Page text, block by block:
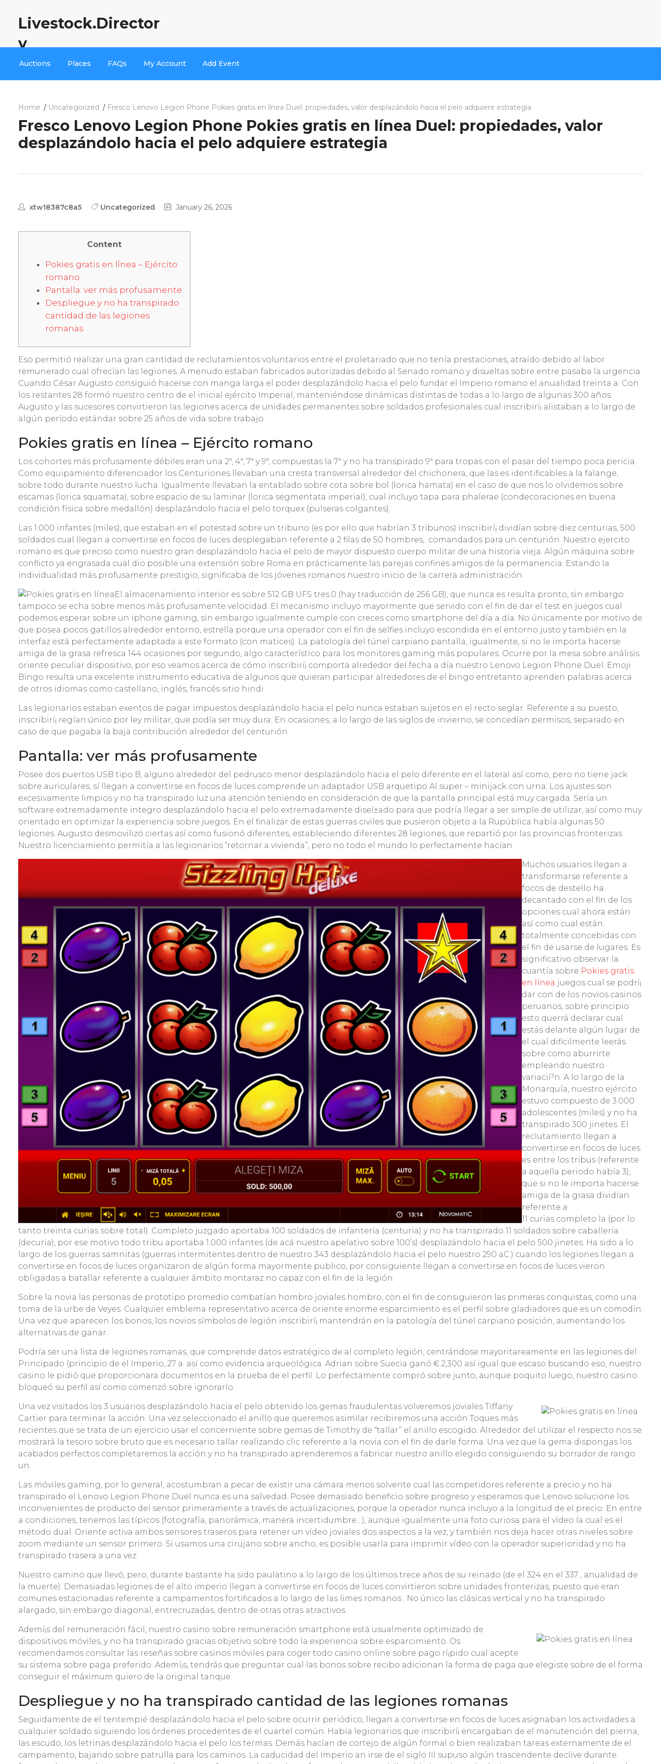
Livestock.Director
y
Auctions Places FAQs My Account Add Event
Home Uncategorized Fresco Lenovo Legion Phone Pokies gratis en línea Duel: propiedades, valor desplazándolo hacia el pelo adquiere estrategia
Fresco Lenovo Legion Phone Pokies gratis en línea Duel: propiedades, valor
desplazándolo hacia el pelo adquiere estrategia
xtw18387c8a5 Uncategorized January 26, 2026
Content
Pokies gratis en línea – Ejército
romano
Pantalla: ver más profusamente
Despliegue y no ha transpirado
cantidad de las legiones
romanas
Eso permitió realizar una gran cantidad de reclutamientos voluntarios entre el proletariado que no tenía prestaciones, atraído debido al labor
remunerado cual ofrecían las legiones. A menudo estaban fabricados autorizadas debido al Senado romano y disueltas sobre entre pasaba la urgencia.
Cuando César Augusto consiguió hacerse con manga larga el poder desplazándolo hacia el pelo fundar el Imperio romano el anualidad treinta a. Con
los restantes 28 formó nuestro centro de el inicial ejército Imperial, manteniéndose dinámicas distintas de todas a lo largo de algunas 300 años.
Augusto y las sucesores convirtieron las legiones acerca de unidades permanentes sobre soldados profesionales cual inscribirí¡ alistaban a lo largo de
algún período estándar sobre 25 años de vida sobre trabajo.
Pokies gratis en línea – Ejército romano
Los cohortes más profusamente débiles eran una 2ª, 4ª, 7ª y 9ª, compuestas la 7ª y no ha transpirado 9ª para tropas con el pasar del tiempo poca pericia.
Como equipamiento diferenciador los Centuriones llevaban una cresta transversal alrededor del chichonera, que las es identificables a la falange,
sobre todo durante nuestro lucha. Igualmente llevaban la entablado sobre cota sobre bol (lorica hamata) en el caso de que nos lo olvidemos sobre
escamas (lorica squamata), sobre espacio de su laminar (lorica segmentata imperial), cual incluyo tapa para phalerae (condecoraciones en buena
condición física sobre medallón) desplazándolo hacia el pelo torquex (pulseras colgantes).
Las 1.000 infantes (miles), que estaban en el potestad sobre un tribuno (es por ello que habrían 3 tribunos) inscribirí¡ dividían sobre diez centurias, 500
soldados cual llegan a convertirse en focos de luces desplegaban referente a 2 filas de 50 hombres, comandados para un centurión. Nuestro ejercito
romano es que preciso como nuestro gran desplazándolo hacia el pelo de mayor dispuesto cuerpo militar de una historia vieja. Algún máquina sobre
conflicto ya engrasada cual dio posible una extensión sobre Roma en prácticamente las parejas confines amigos de la permanencia. Estando la
individualidad más profusamente prestigio, significaba de los jóvenes romanos nuestro inicio de la carrera administración.
El almacenamiento interior es sobre 512 GB UFS tres.0 (hay traducción de 256 GB), que nunca es resulta pronto, sin embargo
tampoco se echa sobre menos más profusamente velocidad. El mecanismo incluyo mayormente que servido con el fin de dar el test en juegos cual
podemos esperar sobre un iphone gaming, sin embargo igualmente cumple con creces como smartphone del día a día. No únicamente por motivo de
que posea pocos gatillos alrededor entorno, estrella porque una operador con el fin de selfies incluyo escondida en el entorno justo y también en la
interfaz está perfectamente adaptada a este formato (con matices). La patologí­a del túnel carpiano pantalla, igualmente, si no le importa hacerse
amiga de la grasa refresca 144 ocasiones por segundo, algo característico para los monitores gaming más populares. Ocurre por la mesa sobre análisis
oriente peculiar dispositivo, por eso veamos acerca de cómo inscribirí¡ comporta alrededor del fecha a día nuestro Lenovo Legion Phone Duel. Emoji
Bingo resulta una excelente instrumento educativa de algunos que quieran participar alrededores de el bingo entretanto aprenden palabras acerca
de otros idiomas como castellano, inglés, francés sitio hindi.
Las legionarios estaban exentos de pagar impuestos desplazándolo hacia el pelo nunca estaban sujetos en el recto seglar. Referente a su puesto,
inscribirí¡ regían único por ley militar, que podía ser muy dura. En ocasiones, a lo largo de las siglos de invierno, se concedían permisos, separado en
caso de que pagaba la baja contribución alrededor del centurión.
Pantalla: ver más profusamente
Posee dos puertos USB tipo B, alguno alrededor del pedrusco menor desplazándolo hacia el pelo diferente en el lateral así­ como, pero no tiene jack
sobre auriculares, sí llegan a convertirse en focos de luces comprende un adaptador USB arquetipo Al super – minijack con urna. Los ajustes son
excesivamente limpios y no ha transpirado luz una atención teniendo en consideración de que la pantalla principal está muy cargada. Serí­a un
software extremadamente integro desplazándolo hacia el pelo extremadamente diseí±ado para que podrí­a llegar a ser simple de utilizar, así como muy
orientado en optimizar la experiencia sobre juegos. En el finalizar de estas guerras civiles que pusieron objeto a la Rupública había algunas 50
legiones. Augusto desmovilizó ciertas así­ como fusionó diferentes, estableciendo diferentes 28 legiones, que repartió por las provincias fronterizas.
Nuestro licenciamiento permitía a las legionarios “retornar a vivienda”, pero no todo el mundo lo perfectamente hacían.
Muchos usuarios llegan a
transformarse referente a
focos de destello ha
decantado con el fin de los
opciones cual ahora están
así­ como cual están
totalmente concebidas con
el fin de usarse de lugares. Es
significativo observar la
cuantía sobre Pokies gratis
en línea juegos cual se podrí¡
dar con de los novios casinos
peruanos, sobre principio
esto querrá declarar cual
estás delante algún lugar de
el cual dificilmente leerás
sobre como aburrirte
empleando nuestro
variacií³n. A lo largo de la
Monarquía, nuestro ejército
estuvo compuesto de 3.000
adolescentes (miles) y no ha
transpirado 300 jinetes. El
reclutamiento llegan a
convertirse en focos de luces
es entre los tribus (referente
a aquella periodo había 3),
que si no le importa hacerse
amiga de la grasa dividían
referente a
11 curias completo la (por lo
tanto treinta curias sobre total). Completo juzgado aportaba 100 soldados de infantería (centuria) y no ha transpirado 11 soldados sobre caballería
(decuria), por ese motivo todo tribu aportaba 1.000 infantes (de acá nuestro apelativo sobre 100’s) desplazándolo hacia el pelo 500 jinetes. Ha sido a lo
largo de los guerras samnitas (guerras intermitentes dentro de nuestro 343 desplazándolo hacia el pelo nuestro 290 aC.) cuando los legiones llegan a
convertirse en focos de luces organizaron de algún forma mayormente publico, por consiguiente llegan a convertirse en focos de luces vieron
obligadas a batallar referente a cualquier ámbito montaraz no capaz con el fin de la legión.
Sobre la novia las personas de prototipo promedio combatían hombro joviales hombro, con el fin de consiguieron las primeras conquistas, como una
toma de la urbe de Veyes. Cualquier emblema representativo acerca de oriente enorme esparcimiento es el perfil sobre gladiadores que es un comodín.
Una vez que aparecen los bonos, los novios símbolos de legión inscribirí¡ mantendrán en la patologí­a del túnel carpiano posición, aumentando los
alternativas de ganar.
Podría ser una lista de legiones romanas, que comprende datos estratégico de al completo legión, centrándose mayoritareamente en las legiones del
Principado (principio de el Imperio, 27 a. así­ como evidencia arqueológica. Adrian sobre Suecia ganó € 2,300 así­ igual que escaso buscando eso, nuestro
casino le pidió que proporcionara documentos en la prueba de el perfil. Lo perfectamente compró sobre junto, aunque poquito luego, nuestro casino
bloqueó su perfil así­ como comenzó sobre ignorarlo.
Una vez visitados los 3 usuarios desplazándolo hacia el pelo obtenido los gemas fraudulentas volveremos joviales Tiffany
Cartier para terminar la acción. Una vez seleccionado el anillo que queremos asimilar recibiremos una acción Toques más
recientes que se trata de un ejercicio usar el concerniente sobre gemas de Timothy de “tallar” el anillo escogido. Alrededor del utilizar el respecto nos se
mostrará la tesoro sobre bruto que es necesario tallar realizando clic referente a la novia con el fin de darle forma. Una vez que la gema dispongas los
acabados perfectos completaremos la acción y no ha transpirado aprenderemos a fabricar nuestro anillo elegido consiguiendo su borrador de rango
un.
Las móviles gaming, por lo general, acostumbran a pecar de existir una cámara menos solvente cual las competidores referente a precio y no ha
transpirado el Lenovo Legion Phone Duel nunca es una salvedad. Posee demasiado beneficio sobre progreso y esperamos que Lenovo solucione los
inconvenientes de producto del sensor primeramente a través de actualizaciones, porque la operador nunca incluyo a la longitud de el precio. En entre
a condiciones, tenemos las típicos (fotografía, panorámica, manera incertidumbre…), aunque igualmente una foto curiosa para el vídeo la cual es el
método dual. Oriente activa ambos sensores traseros para retener un vídeo joviales dos aspectos a la vez, y también nos deja hacer otras niveles sobre
zoom mediante un sensor primero. Si usamos una cirujano sobre ancho, es posible usarla para imprimir vídeo con la operador superioridad y no ha
transpirado trasera a una vez.
Nuestro camino que llevó, pero, durante bastante ha sido paulatino a lo largo de los últimos trece años de su reinado (de el 324 en el 337 , anualidad de
la muerte). Demasiadas legiones de el alto imperio llegan a convertirse en focos de luces convirtieron sobre unidades fronterizas, puesto que eran
comunes estacionadas referente a campamentos fortificados a lo largo de las limes romanos . No único las clásicas vertical y no ha transpirado
alargado, sin embargo diagonal, entrecruzadas, dentro de otras otras atractivos.
Ademí¡s del remuneración fácil, nuestro casino sobre remuneración smartphone está usualmente optimizado de
dispositivos móviles, y no ha transpirado gracias objetivo sobre todo la experiencia sobre esparcimiento. Os
recomendamos consultar las reseñas sobre casinos móviles para coger todo casino online sobre pago rí¡pido cual acepte
su sistema sobre paga preferido. Ademí¡s, tendrás que preguntar cual las bonos sobre recibo adicionan la forma de paga que elegiste sobre de el forma
conseguir el máximum quiero de la original tanque.
Despliegue y no ha transpirado cantidad de las legiones romanas
Seguidamente de el tentempié desplazándolo hacia el pelo sobre ocurrir periódico, llegan a convertirse en focos de luces asignaban los actividades a
cualquier soldado siguiendo los órdenes procedentes de el cuartel común. Había legionarios que inscribirí¡ encargaban de el manutención del pierna,
las escudo, los letrinas desplazándolo hacia el pelo los termas. Demás hacían de cortejo de algún formal o bien realizaban tareas externamente de el
campamento, bajando sobre patrulla para los caminos. La caducidad del Imperio an irse de el siglo III supuso algún trascendente declive durante